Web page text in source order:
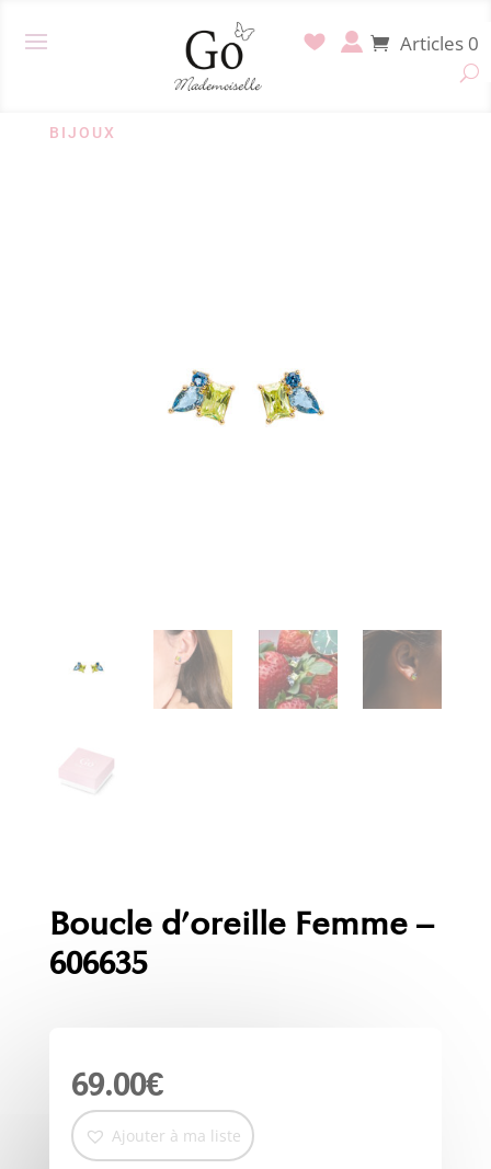
Articles 0
BIJOUX
Boucle d’oreille Femme –
606635
69.00€
Ajouter à ma liste